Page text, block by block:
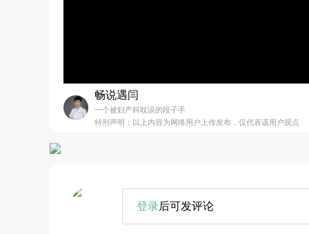
畅说遇闫
一个被妇产科耽误的段子手
特别声明：以上内容为网络用户上传发布，仅代表该用户观点
登录后可发评论